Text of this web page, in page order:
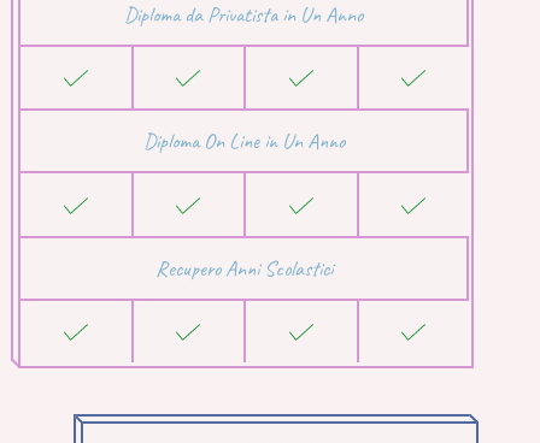
Diploma da Privatista in Un Anno
Diploma On Line in Un Anno
Recupero Anni Scolastici